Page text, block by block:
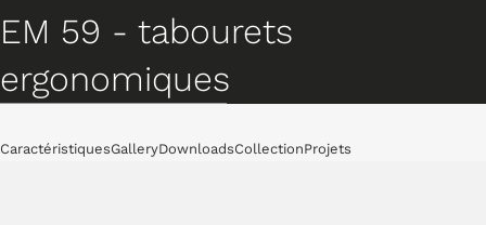
EM 59 - tabourets
ergonomiques
CaractéristiquesGalleryDownloadsCollectionProjets